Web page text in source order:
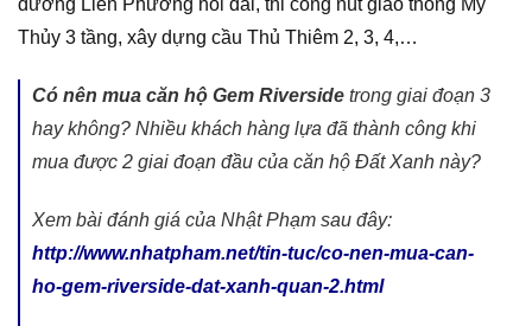
đường Liên Phường nối dài, thi công nút giao thông Mỹ
Thủy 3 tầng, xây dựng cầu Thủ Thiêm 2, 3, 4,…
Có nên mua căn hộ Gem Riverside trong giai đoạn 3
hay không? Nhiều khách hàng lựa đã thành công khi
mua được 2 giai đoạn đầu của căn hộ Đất Xanh này?
Xem bài đánh giá của Nhật Phạm sau đây:
http://www.nhatpham.net/tin-tuc/co-nen-mua-can-
ho-gem-riverside-dat-xanh-quan-2.html